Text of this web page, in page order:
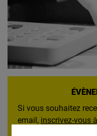
Si vous souhaitez
email, inscrivez-vous